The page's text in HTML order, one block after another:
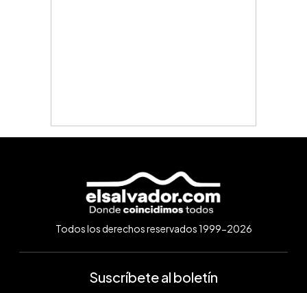
Todos los derechos reservados 1999-2026
Suscríbete al boletín